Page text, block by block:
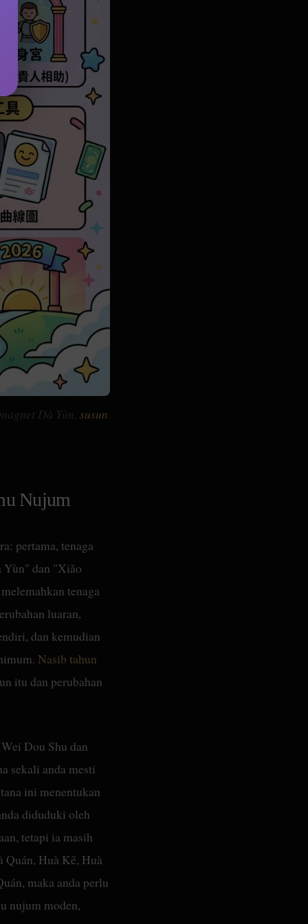
Dà Yùn, susun
Nujum
pertama, tenaga
Yùn" dan "Xiǎo
tenaga
luaran,
dan kemudian
Nasib tahun
itu dan perubahan
Dou Shu dan
sekali anda mesti
ini menentukan
diduduki oleh
tetapi ia masih
Quán, Huà Kē, Huà
maka anda perlu
nujum moden,